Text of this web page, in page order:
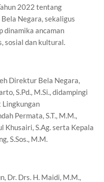
2022 tentang
Negara, sekaligus
dinamika ancaman
sosial dan kultural.
Direktur Bela Negara,
S.Pd., M.Si., didampingi
Permata, S.T., M.M.,
Khusairi, S.Ag. serta Kepala
S.Sos., M.M.
Dr. Drs. H. Maidi, M.M.,